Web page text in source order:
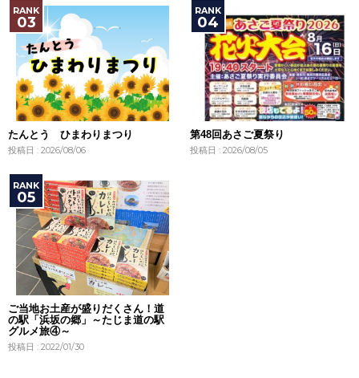
たんとう ひまわりまつり
投稿日 : 2026/08/06
第48回あさご夏祭り
投稿日 : 2026/08/05
ご当地お土産が盛りだくさん！道
の駅「浜坂の郷」～たじま道の駅
グルメ旅④～
投稿日 : 2022/01/30